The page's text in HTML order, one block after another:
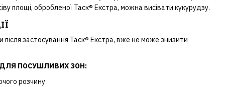
площі, обробленої Таск® Екстра, можна висівати кукурудзу.
застосування Таск® Екстра, вже не може знизити
ПОСУШЛИВИХ ЗОН:
розчину